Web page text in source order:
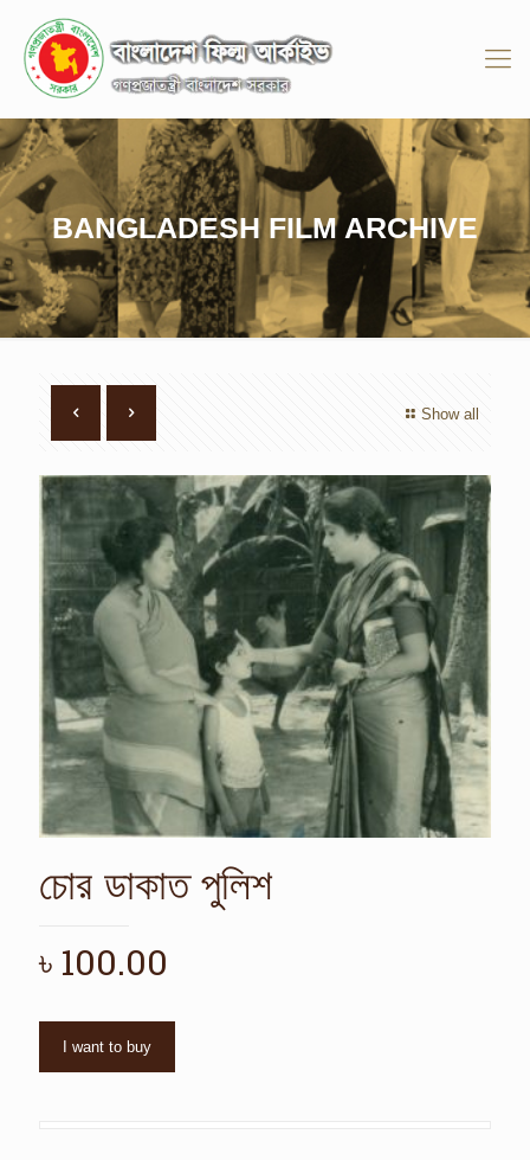
BANGLADESH FILM ARCHIVE
Show all
চোর ডাকাত পুলিশ
৳ 100.00
I want to buy